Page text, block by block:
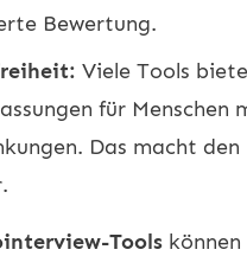
Bewertung.
Viele Tools
für Menschen
Das macht den
Tools